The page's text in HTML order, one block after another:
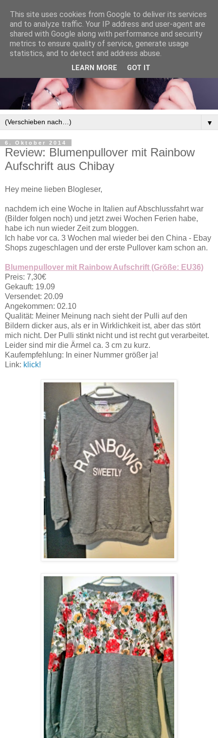
▼
6. Oktober 2014
Review: Blumenpullover mit Rainbow
Aufschrift aus Chibay
Hey meine lieben Blogleser,
nachdem ich eine Woche in Italien auf Abschlussfahrt war
(Bilder folgen noch) und jetzt zwei Wochen Ferien habe,
habe ich nun wieder Zeit zum bloggen.
Ich habe vor ca. 3 Wochen mal wieder bei den China - Ebay
Shops zugeschlagen und der erste Pullover kam schon an.
Blumenpullover mit Rainbow Aufschrift (Größe: EU36)
Preis: 7,30€
Gekauft: 19.09
Versendet: 20.09
Angekommen: 02.10
Qualität: Meiner Meinung nach sieht der Pulli auf den
Bildern dicker aus, als er in Wirklichkeit ist, aber das stört
mich nicht. Der Pulli stinkt nicht und ist recht gut verarbeitet.
Leider sind mir die Ärmel ca. 3 cm zu kurz.
Kaufempfehlung: In einer Nummer größer ja!
Link: klick!
This site uses cookies from Google to deliver its services
and to analyze traffic. Your IP address and user-agent are
shared with Google along with performance and security
metrics to ensure quality of service, generate usage
statistics, and to detect and address abuse.
LEARN MORE GOT IT